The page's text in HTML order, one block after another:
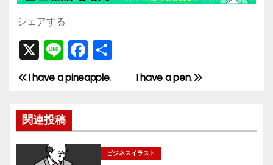
シェアする
X Li
n
e
F
a
c
b
o
共
投
稿
ナ
I have a pen.
I have a pineapple.
関連投稿
ビジネスイラスト